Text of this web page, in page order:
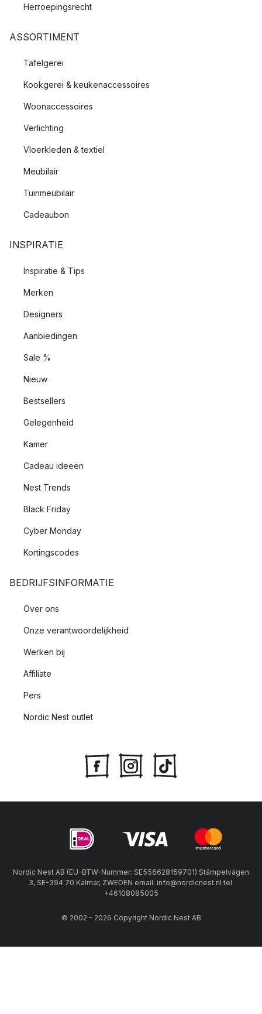
Herroepingsrecht
ASSORTIMENT
Tafelgerei
Kookgerei & keukenaccessoires
Woonaccessoires
Verlichting
Vloerkleden & textiel
Meubilair
Tuinmeubilair
Cadeaubon
INSPIRATIE
Inspiratie & Tips
Merken
Designers
Aanbiedingen
Sale %
Nieuw
Bestsellers
Gelegenheid
Kamer
Cadeau ideeën
Nest Trends
Black Friday
Cyber Monday
Kortingscodes
BEDRIJFSINFORMATIE
Over ons
Onze verantwoordelijkheid
Werken bij
Affiliate
Pers
Nordic Nest outlet
Nordic Nest AB (EU-BTW-Nummer: SE556628159701) Stämpelvägen
3, SE-394 70 Kalmar, ZWEDEN email: info@nordicnest.nl tel.
+46108085005
© 2002 - 2026 Copyright Nordic Nest AB